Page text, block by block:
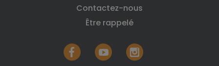
Contactez-nous
Être rappelé